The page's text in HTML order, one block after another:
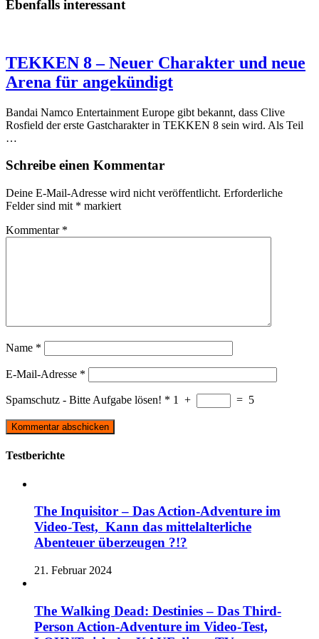
Ebenfalls interessant
TEKKEN 8 – Neuer Charakter und neue
Arena für angekündigt
Bandai Namco Entertainment Europe gibt bekannt, dass Clive
Rosfield der erste Gastcharakter in TEKKEN 8 sein wird. Als Teil
…
Schreibe einen Kommentar
Deine E-Mail-Adresse wird nicht veröffentlicht. Erforderliche
Felder sind mit * markiert
Kommentar *
Name *
E-Mail-Adresse *
Spamschutz - Bitte Aufgabe lösen! * 1 + = 5
Testberichte
The Inquisitor – Das Action-Adventure im
Video-Test, Kann das mittelalterliche
Abenteuer überzeugen ?!?
21. Februar 2024
The Walking Dead: Destinies – Das Third-
Person Action-Adventure im Video-Test,